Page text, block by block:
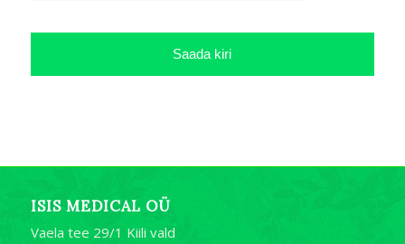
ISIS MEDICAL OÜ
Vaela tee 29/1 Kiili vald